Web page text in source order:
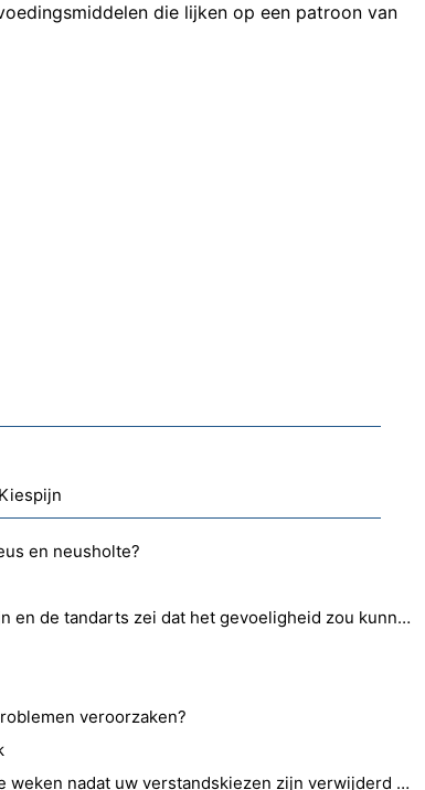
die lijken op een patroon van
en neusholte?
Ik heb nu ongeveer 2 weken kiespijn en de tandarts zei dat het gevoeligheid zou kunnen zijn, maar het heeft geleid tot kaakpijn. Wat is dit?
veroorzaken?
Moet u zich zorgen maken als u drie weken nadat uw verstandskiezen zijn verwijderd een vreselijke smaak in uw mond krijgt?